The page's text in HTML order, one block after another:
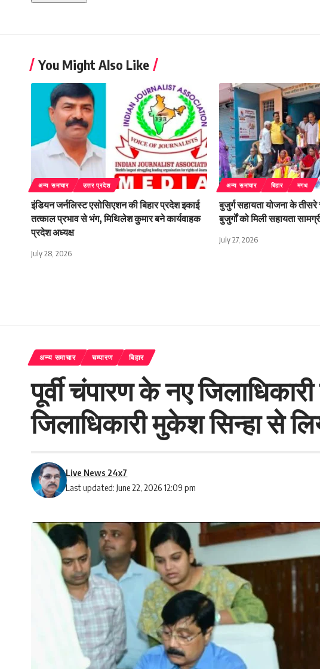
You Might Also Like
अन्य समाचार उत्तर प्रदेश
इंडियन जर्नलिस्ट एसोसिएशन की बिहार प्रदेश इकाई
तत्काल प्रभाव से भंग, मिथिलेश कुमार बने कार्यवाहक
प्रदेश अध्यक्ष
July 28, 2026
अन्य समाचार बिहार मगध
बुजुर्ग सहायता योजना के
बुजुर्गों को मिली सहायता
July 27, 2026
अन्य समाचार चम्पारण बिहार
पूर्वी चंपारण के नए
जिलाधिकारी मुकेश सिन्हा से
Last updated: June 22, 2026 12:09 pm
Live News 24x7